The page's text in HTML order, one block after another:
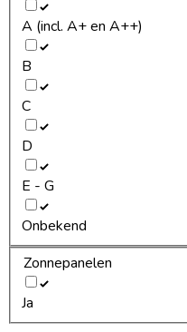
A (incl. A+ en A++)
B
C
D
E - G
Onbekend
Zonnepanelen
Ja